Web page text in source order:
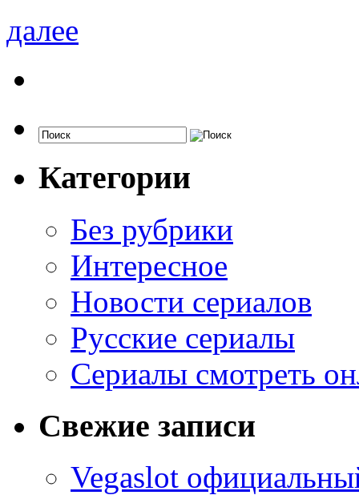
далее
Категории
Без рубрики
Интересное
Новости сериалов
Русские сериалы
Сериалы смотреть
Свежие записи
Vegaslot